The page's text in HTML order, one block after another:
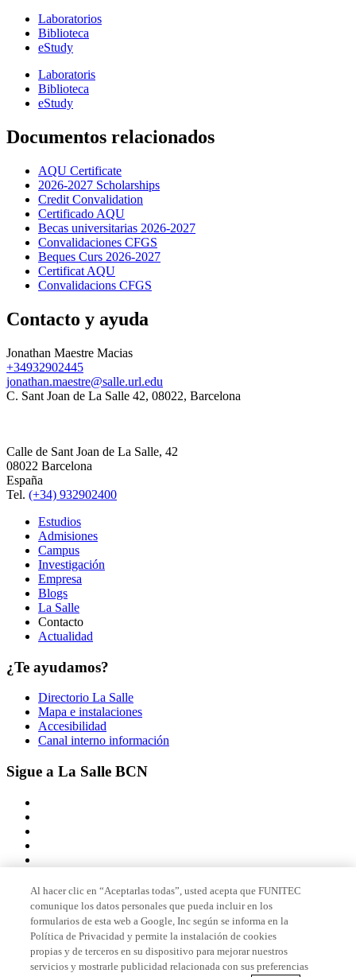
Laboratorios
Biblioteca
eStudy
Laboratoris
Biblioteca
eStudy
Documentos relacionados
AQU Certificate
2026-2027 Scholarships
Credit Convalidation
Certificado AQU
Becas universitarias 2026-2027
Convalidaciones CFGS
Beques Curs 2026-2027
Certificat AQU
Convalidacions CFGS
Contacto y ayuda
Jonathan Maestre Macias
+34932902445
jonathan.maestre@salle.url.edu
C. Sant Joan de La Salle 42, 08022, Barcelona
Calle de Sant Joan de La Salle, 42
08022 Barcelona
España
Tel. (+34) 932902400
Estudios
Admisiones
Campus
Investigación
Empresa
Blogs
La Salle
Contacto
Actualidad
¿Te ayudamos?
Directorio La Salle
Mapa e instalaciones
Accesibilidad
Canal interno información
Sigue a La Salle BCN
Miembro de
Acreditaciones
Al hacer clic en “Aceptarlas todas”, usted acepta que FUNITEC
comunique los datos personales que pueda incluir en los
formularios de esta web a Google, Inc según se informa en la
Política de Privacidad y permite la instalación de cookies
propias y de terceros en su dispositivo para mejorar nuestros
servicios y mostrarle publicidad relacionada con sus preferencias